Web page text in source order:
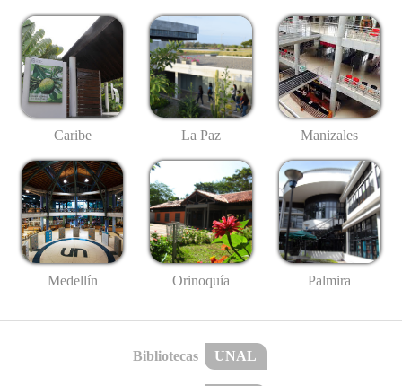
Caribe La Paz Manizales
Medellín Orinoquía Palmira
Bibliotecas UNAL